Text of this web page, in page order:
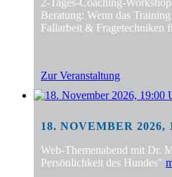
Beratung: Wenn das
Fallarbeit & Fragetechniken
Zur Veranstaltung
18. NOVEMBER 2026,
Web-Themenabend mit Dr.
Persönlichkeit des Hundes"